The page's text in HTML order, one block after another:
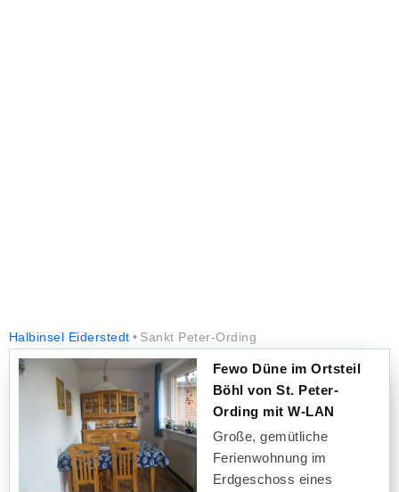
Halbinsel Eiderstedt Sankt Peter-Ording
Fewo Düne im Ortsteil
Böhl von St. Peter-
Ording mit W-LAN
Große, gemütliche
Ferienwohnung im
Erdgeschoss eines